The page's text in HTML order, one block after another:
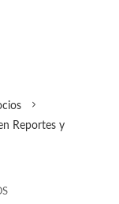
Reportes y